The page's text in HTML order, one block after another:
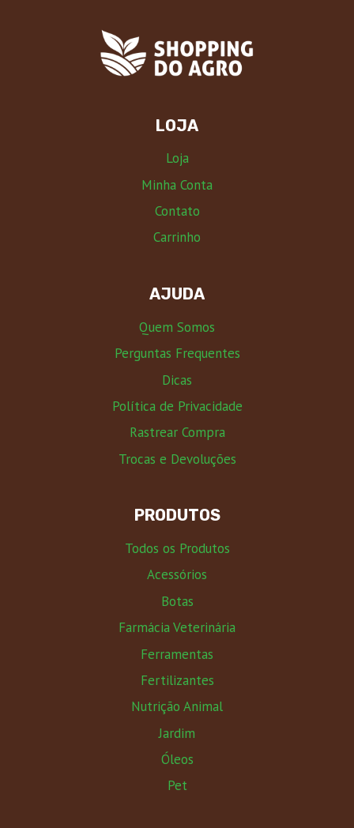
LOJA
Loja
Minha Conta
Contato
Carrinho
AJUDA
Quem Somos
Perguntas Frequentes
Dicas
Política de Privacidade
Rastrear Compra
Trocas e Devoluções
PRODUTOS
Todos os Produtos
Acessórios
Botas
Farmácia Veterinária
Ferramentas
Fertilizantes
Nutrição Animal
Jardim
Óleos
Pet